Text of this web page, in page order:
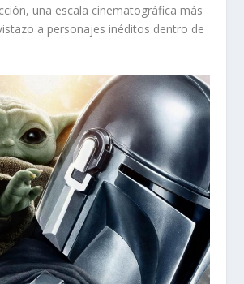
una escala cinematográfica más
a personajes inéditos dentro de